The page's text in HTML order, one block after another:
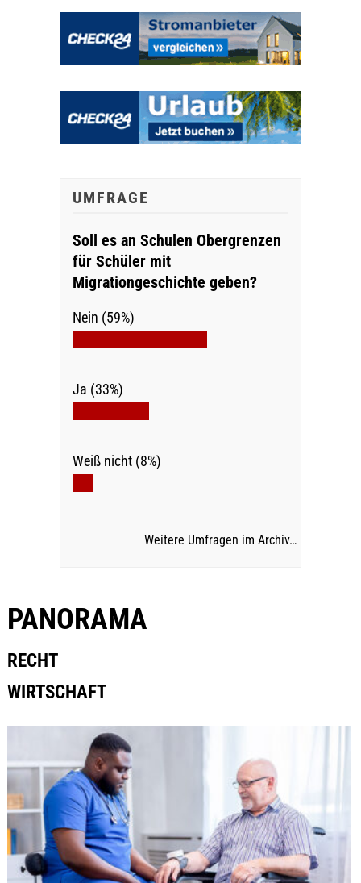
UMFRAGE
Soll es an Schulen Obergrenzen
für Schüler mit
Migrationgeschichte geben?
Nein (59%)
Ja (33%)
Weiß nicht (8%)
Weitere Umfragen im Archiv…
PANORAMA
RECHT
WIRTSCHAFT